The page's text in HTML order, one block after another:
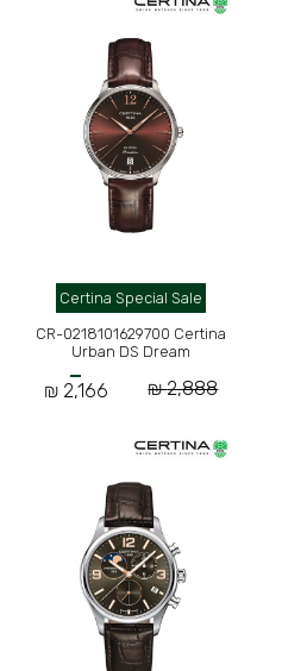
Certina Special Sale
CR-0218101629700 Certina
Urban DS Dream
2,888 ₪
2,166 ₪